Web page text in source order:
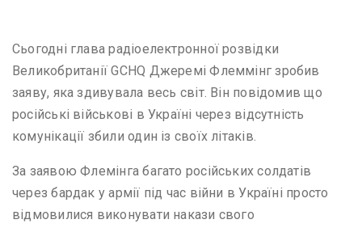
Сьогодні глава радіоелектронної розвідки
Великобританії GCHQ Джеремі Флеммінг зробив
заяву, яка здивувала весь світ. Він повідомив що
російські військові в Україні через відсутність
комунікації збили один із своїх літаків.
За заявою Флемінга багато російських солдатів
через бардак у армії під час війни в Україні просто
відмовилися виконувати накази свого